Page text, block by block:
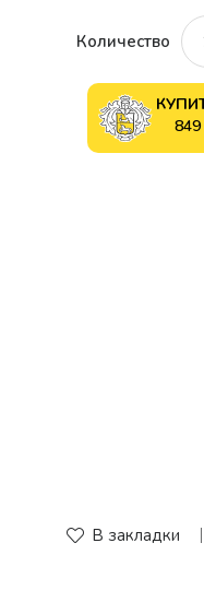
Количество
В закладки